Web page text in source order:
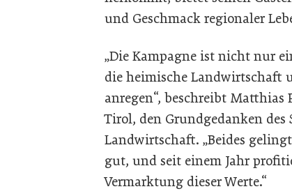
und Geschmack regio­naler
„Die Kampagne ist nicht nur
die heimische Landwirtschaft
anregen“, beschreibt
Tirol, den Grundgedanken
Landwirtschaft. „Beides
gut, und seit einem Jahr
Vermarktung dieser Werte.“